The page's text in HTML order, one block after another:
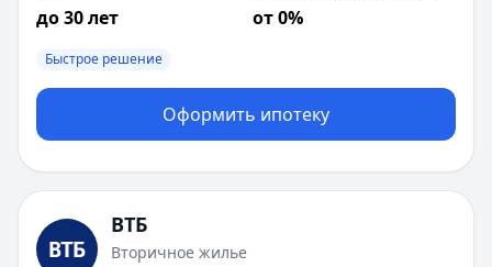
до 30 лет от 0%
Быстрое решение
Оформить ипотеку
ВТБ
Вторичное жилье